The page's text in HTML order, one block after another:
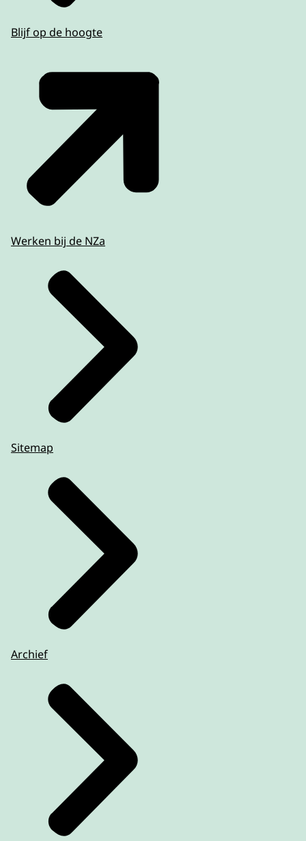
Blijf op de hoogte
Werken bij de NZa
Sitemap
Archief